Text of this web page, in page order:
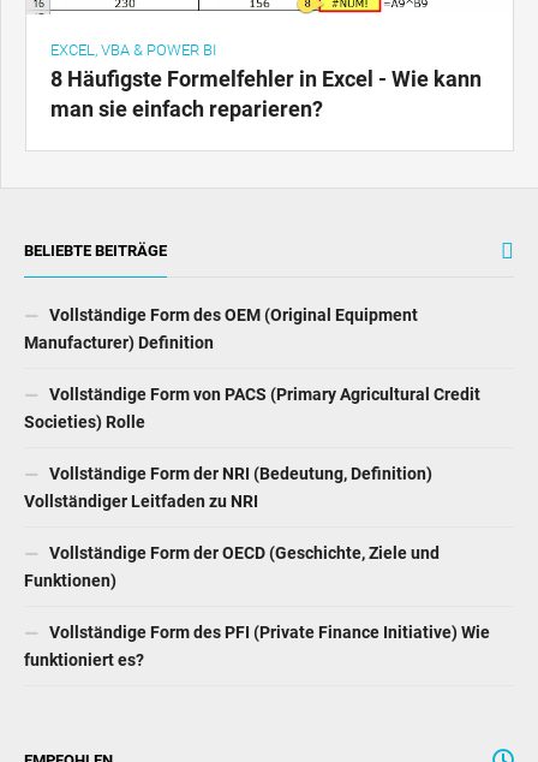
EXCEL, VBA & POWER BI
8 Häufigste Formelfehler in Excel - Wie kann
man sie einfach reparieren?
BELIEBTE BEITRÄGE
Vollständige Form des OEM (Original Equipment
Manufacturer) Definition
Vollständige Form von PACS (Primary Agricultural Credit
Societies) Rolle
Vollständige Form der NRI (Bedeutung, Definition)
Vollständiger Leitfaden zu NRI
Vollständige Form der OECD (Geschichte, Ziele und
Funktionen)
Vollständige Form des PFI (Private Finance Initiative) Wie
funktioniert es?